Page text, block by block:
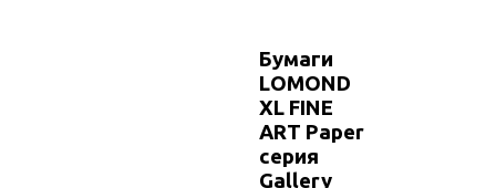
Бумаги
LOMOND
XL FINE
ART Paper
серия
Gallery